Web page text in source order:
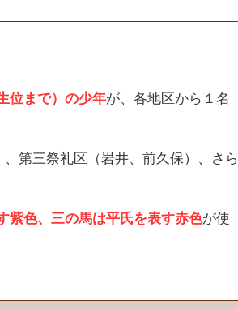
位まで）の少年が、各地区から１名
第三祭礼区（岩井、前久保）、さら
紫色、三の馬は平氏を表す赤色が使